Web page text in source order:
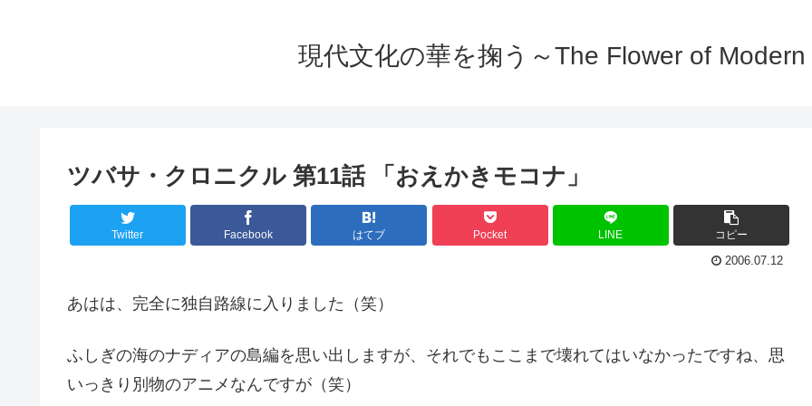
現代文化の華を掬う～The Flower of Modern
ツバサ・クロニクル 第11話 「おえかきモコナ」
Twitter Facebook はてブ Pocket LINE コピー
2006.07.12
あはは、完全に独自路線に入りました（笑）
ふしぎの海のナディアの島編を思い出しますが、それでもここまで壊れてはいなかったですね、思
いっきり別物のアニメなんですが（笑）